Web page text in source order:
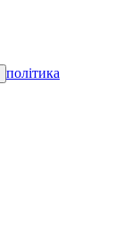
політика